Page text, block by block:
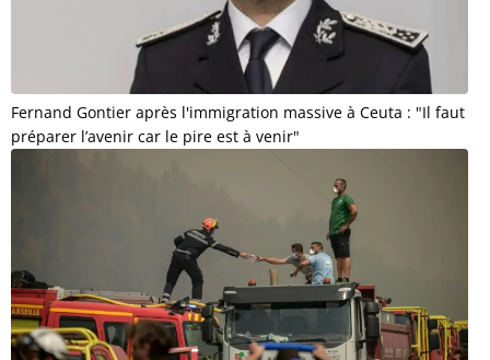
Fernand Gontier après l'immigration massive à Ceuta : "Il faut
préparer l’avenir car le pire est à venir"